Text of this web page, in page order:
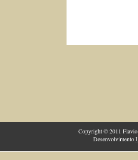
Copyright © 2011 Flavio
Desenvolvimento